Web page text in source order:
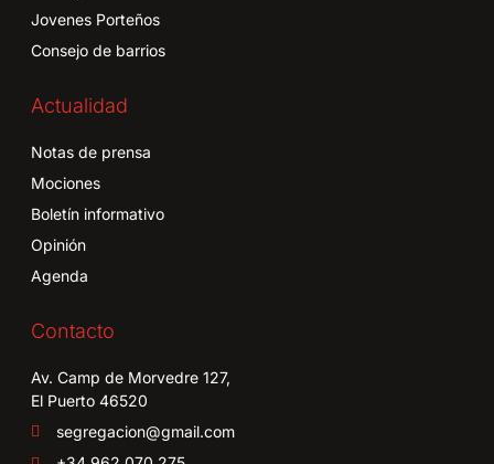
Jovenes Porteños
Consejo de barrios
Actualidad
Notas de prensa
Mociones
Boletín informativo
Opinión
Agenda
Contacto
Av. Camp de Morvedre 127,
El Puerto 46520
segregacion@gmail.com